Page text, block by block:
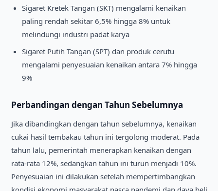
Sigaret Kretek Tangan (SKT) mengalami kenaikan
paling rendah sekitar 6,5% hingga 8% untuk
melindungi industri padat karya
Sigaret Putih Tangan (SPT) dan produk cerutu
mengalami penyesuaian kenaikan antara 7% hingga
9%
Perbandingan dengan Tahun Sebelumnya
Jika dibandingkan dengan tahun sebelumnya, kenaikan
cukai hasil tembakau tahun ini tergolong moderat. Pada
tahun lalu, pemerintah menerapkan kenaikan dengan
rata-rata 12%, sedangkan tahun ini turun menjadi 10%.
Penyesuaian ini dilakukan setelah mempertimbangkan